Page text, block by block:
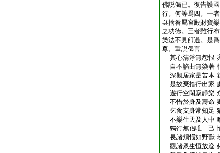
佛説偈已。復告護
行。何等爲四。一
棄捨眷屬宮殿財寶
之功徳。三者雖行
樂法不見師過。是
尊。重説偈言
其心清淨無怨恨
自不諂曲無染著
深觀居家是苦本
是故棄捨行出家
遊行空閑寂靜樂
不惜於身及壽命
乞食支身常知足
不樂生天及人中
獨行無侶唯一己
畏諸煩惱如野獸
觀諸衆生恒放逸